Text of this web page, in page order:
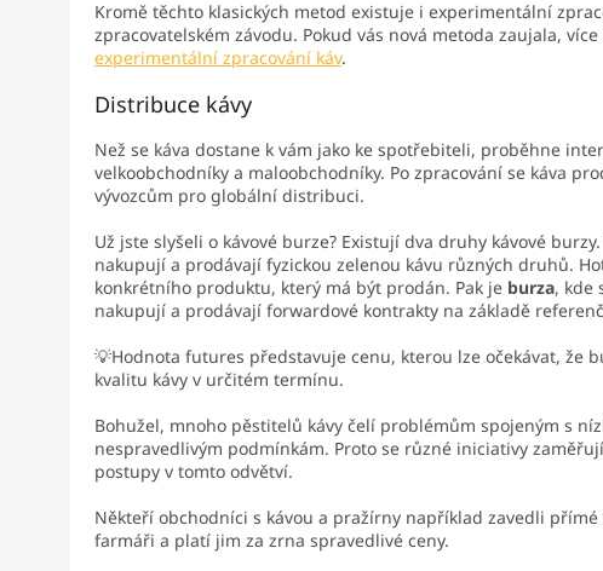
Kromě těchto klasických metod existuje i experimentální
zpracovatelském závodu. Pokud vás nová metoda zaujala,
experimentální zpracování káv.
Distribuce kávy
Než se káva dostane k vám jako ke spotřebiteli, proběhne
velkoobchodníky a maloobchodníky. Po zpracování se káva
vývozcům pro globální distribuci.
Už jste slyšeli o kávové burze? Existují dva druhy kávové
nakupují a prodávají fyzickou zelenou kávu různých druhů.
konkrétního produktu, který má být prodán. Pak je burza, kde
nakupují a prodávají forwardové kontrakty na základě
💡Hodnota futures představuje cenu, kterou lze očekávat, že
kvalitu kávy v určitém termínu.
Bohužel, mnoho pěstitelů kávy čelí problémům spojeným s
nespravedlivým podmínkám. Proto se různé iniciativy
postupy v tomto odvětví.
Někteří obchodníci s kávou a pražírny například zavedli
farmáři a platí jim za zrna spravedlivé ceny.